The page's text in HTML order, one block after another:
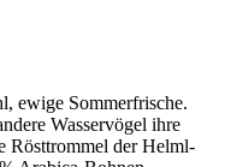
ewige Sommerfrische.
Wasservögel ihre
Rösttrommel der Helml-